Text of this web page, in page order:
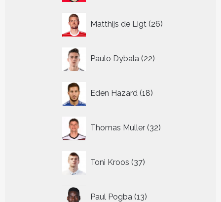
Matthijs de Ligt 26
producten
Paulo Dybala 22
producten
Eden Hazard 18
producten
Thomas Muller 32
producten
Toni Kroos 37
producten
Paul Pogba 13